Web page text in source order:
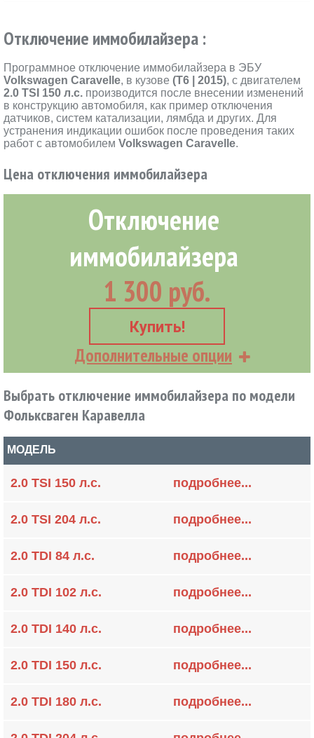
Отключение иммобилайзера :
Программное отключение иммобилайзера в ЭБУ
Volkswagen Caravelle, в кузове (T6 | 2015), с двигателем
2.0 TSI 150 л.с. производится после внесении изменений
в конструкцию автомобиля, как пример отключения
датчиков, систем катализации, лямбда и других. Для
устранения индикации ошибок после проведения таких
работ с автомобилем Volkswagen Caravelle.
Цена отключения иммобилайзера
Отключение
иммобилайзера
1 300 руб.
Купить!
Дополнительные опции
Выбрать отключение иммобилайзера по модели
Фольксваген Каравелла
МОДЕЛЬ
2.0 TSI 150 л.с. подробнее...
2.0 TSI 204 л.с. подробнее...
2.0 TDI 84 л.с. подробнее...
2.0 TDI 102 л.с. подробнее...
2.0 TDI 140 л.с. подробнее...
2.0 TDI 150 л.с. подробнее...
2.0 TDI 180 л.с. подробнее...